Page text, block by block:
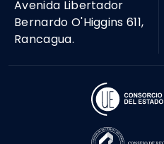
Avenida Libertador
Bernardo O'Higgins 611,
Rancagua.